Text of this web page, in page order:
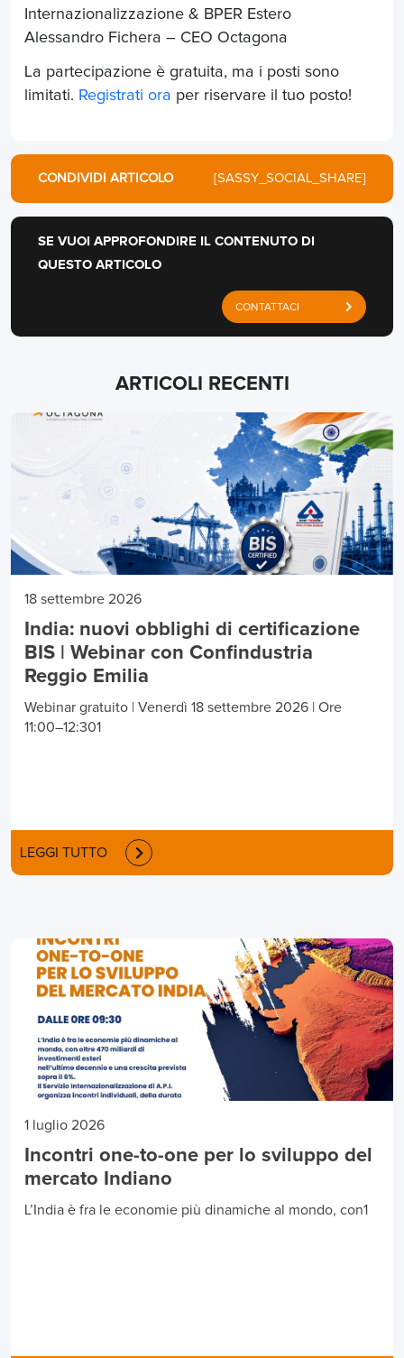
Internazionalizzazione & BPER Estero
Alessandro Fichera – CEO Octagona
La partecipazione è gratuita, ma i posti sono
limitati. Registrati ora per riservare il tuo posto!
CONDIVIDI ARTICOLO [SASSY_SOCIAL_SHARE]
SE VUOI APPROFONDIRE IL CONTENUTO DI
QUESTO ARTICOLO
CONTATTACI
ARTICOLI RECENTI
18 settembre 2026
India: nuovi obblighi di certificazione
BIS | Webinar con Confindustria
Reggio Emilia
Webinar gratuito | Venerdì 18 settembre 2026 | Ore
11:00–12:301
LEGGI TUTTO
1 luglio 2026
Incontri one-to-one per lo sviluppo del
mercato Indiano
L’India è fra le economie più dinamiche al mondo, con1